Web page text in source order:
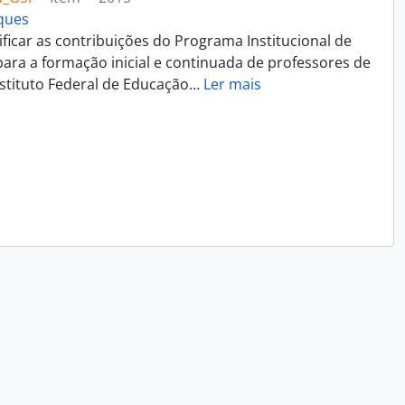
as contribuições do Programa Institucional de
a formação inicial e continuada de professores de
Federal de Educação… Ler mais